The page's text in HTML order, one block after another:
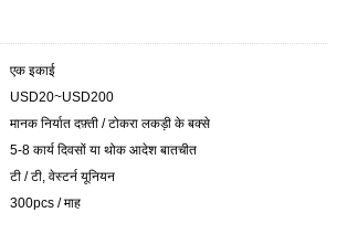
एक इकाई
USD20~USD200
मानक निर्यात दफ़्ती / टोकरा लकड़ी के बक्से
5-8 कार्य दिवसों या थोक आदेश बातचीत
टी / टी, वेस्टर्न यूनियन
300pcs / माह